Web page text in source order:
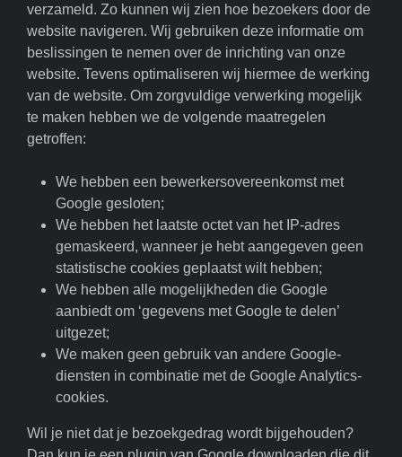
verzameld. Zo kunnen wij zien hoe bezoekers door de
website navigeren. Wij gebruiken deze informatie om
beslissingen te nemen over de inrichting van onze
website. Tevens optimaliseren wij hiermee de werking
van de website. Om zorgvuldige verwerking mogelijk
te maken hebben we de volgende maatregelen
getroffen:
We hebben een bewerkersovereenkomst met
Google gesloten;
We hebben het laatste octet van het IP-adres
gemaskeerd, wanneer je hebt aangegeven geen
statistische cookies geplaatst wilt hebben;
We hebben alle mogelijkheden die Google
aanbiedt om ‘gegevens met Google te delen’
uitgezet;
We maken geen gebruik van andere Google-
diensten in combinatie met de Google Analytics-
cookies.
Wil je niet dat je bezoekgedrag wordt bijgehouden?